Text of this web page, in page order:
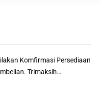
Komfirmasi Persediaan
Trimaksih…